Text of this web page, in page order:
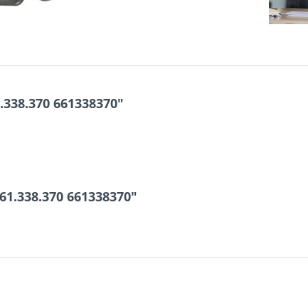
661338370"
661338370"